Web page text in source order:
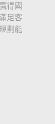
得國
足客
劃能